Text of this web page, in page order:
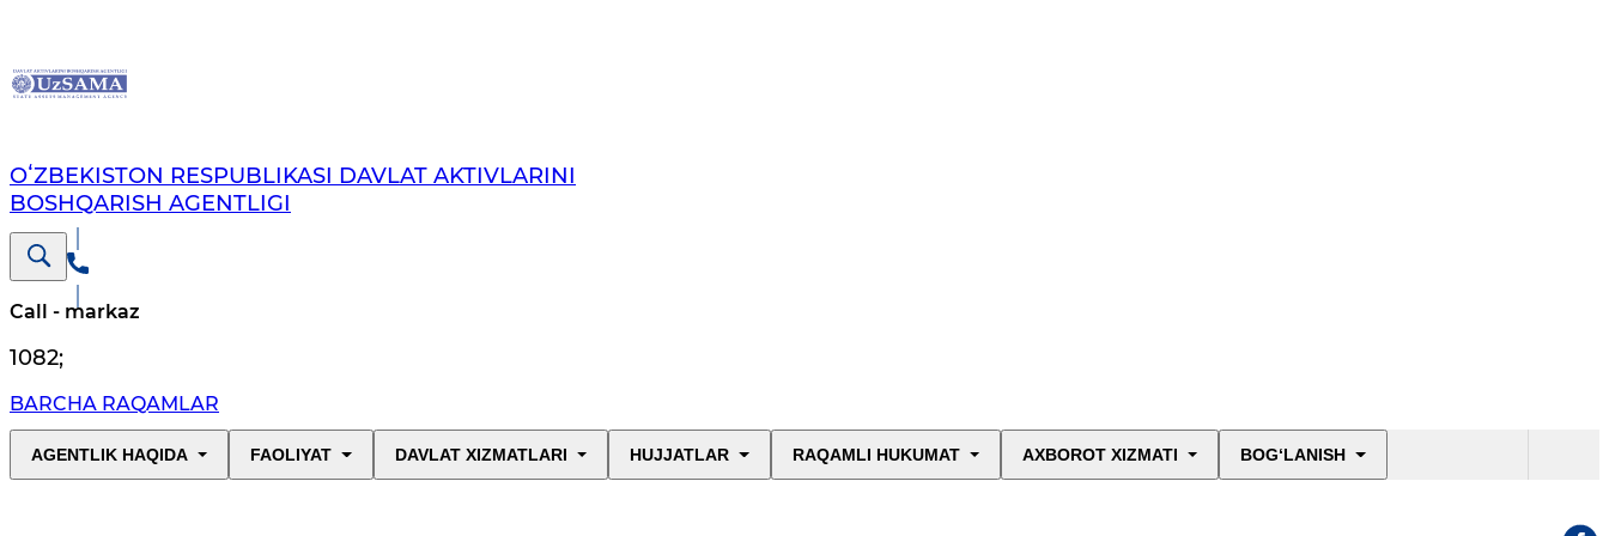
OʻZBEKISTON RESPUBLIKASI DAVLAT AKTIVLARINI
BOSHQARISH AGENTLIGI
Call - markaz
1082;
BARCHA RAQAMLAR
AGENTLIK HAQIDA FAOLIYAT DAVLAT XIZMATLARI HUJJATLAR RAQAMLI HUKUMAT AXBOROT XIZMATI BOG‘LANISH